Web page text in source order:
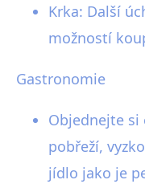
Krka: Další
možností
Gastronomie
Objednejte si
pobřeží,
jídlo jako je